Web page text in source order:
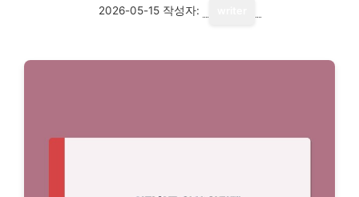
2026-05-15 작성자: